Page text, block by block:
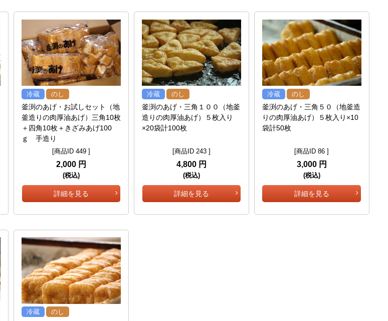
冷蔵 のし
釜渕のあげ・お試しセット（地
釜造りの肉厚油あげ）三角10枚
＋四角10枚＋きざみあげ100
ｇ 手造り
[商品ID 449 ]
2,000 円
(税込)
詳細を見る
冷蔵 のし
釜渕のあげ・三角１００（地釜
造りの肉厚油あげ）５枚入り
×20袋計100枚
[商品ID 243 ]
4,800 円
(税込)
詳細を見る
冷蔵 のし
釜渕のあげ・三角５０（地釜造
りの肉厚油あげ）５枚入り×10
袋計50枚
[商品ID 86 ]
3,000 円
(税込)
詳細を見る
冷蔵 のし